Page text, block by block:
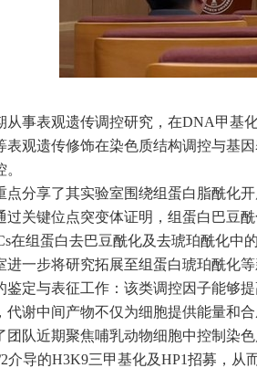
从事表观遗传调控研究，在DNA甲基
表观遗传修饰在染色质结构调控与基
点分享了其实验室围绕组蛋白脂酰化
过关键位点突变体证明，组蛋白巴豆
在组蛋白去巴豆酰化及去琥珀酰化中
进一步将研究拓展至组蛋白琥珀酰化
鉴定与表征工作：该类调控因子能够
代谢中间产物不仅为细胞提供能量和
团队近期聚焦哺乳动物细胞中控制染
介导的H3K9三甲基化及HP1招募，从